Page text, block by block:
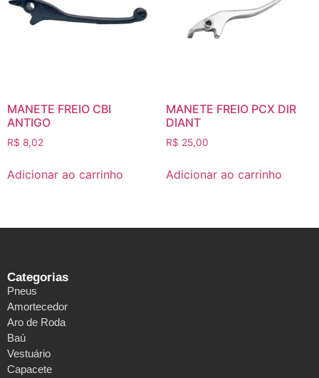
MANETE FREIO CBI
ANTIGO
R$ 8,02
Adicionar ao carrinho
MANETE FREIO PCX DIR
DIANT
R$ 25,00
Adicionar ao carrinho
Categorias
Pneus
Amortecedor
Aro de Roda
Baú
Vestuário
Capacete